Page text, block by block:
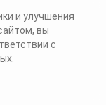
и улучшения
вы
с